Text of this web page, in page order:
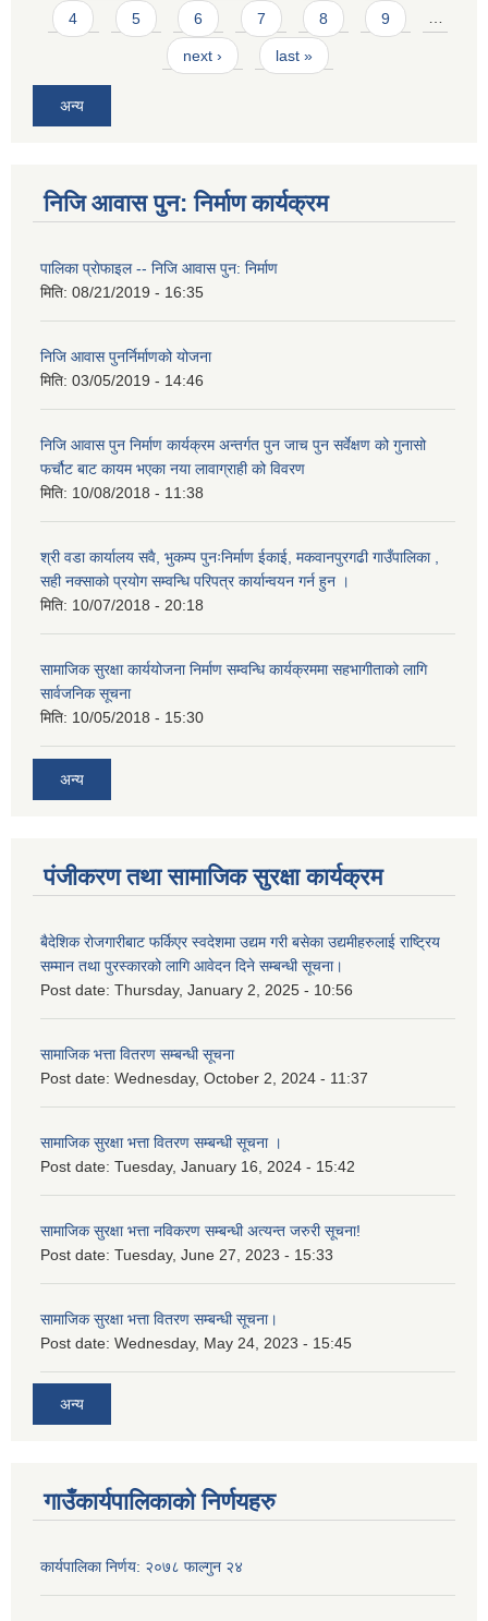
4 5 6 7 8 9 …
next › last »
अन्य
निजि आवास पुन: निर्माण कार्यक्रम
पालिका प्राेफाइल -- निजि आवास पुन: निर्माण
मिति: 08/21/2019 - 16:35
निजि आवास पुनर्निर्माणको योजना
मिति: 03/05/2019 - 14:46
निजि आवास पुन निर्माण कार्यक्रम अन्तर्गत पुन जाच पुन सर्वेक्षण को गुनासो
फर्चौट बाट कायम भएका नया लावाग्राही को विवरण
मिति: 10/08/2018 - 11:38
श्री वडा कार्यालय सवै, भुकम्प पुनःनिर्माण ईकाई, मकवानपुरगढी गाउँपालिका ,
सही नक्साको प्रयोग सम्वन्धि परिपत्र कार्यान्वयन गर्न हुन ।
मिति: 10/07/2018 - 20:18
सामाजिक सुरक्षा कार्ययोजना निर्माण सम्वन्धि कार्यक्रममा सहभागीताको लागि
सार्वजनिक सूचना
मिति: 10/05/2018 - 15:30
अन्य
पंजीकरण तथा सामाजिक सुरक्षा कार्यक्रम
बैदेशिक रोजगारीबाट फर्किएर स्वदेशमा उद्यम गरी बसेका उद्यमीहरुलाई राष्‍ट्रिय
सम्मान तथा पुरस्कारको लागि आवेदन दिने सम्बन्धी सूचना।
Post date: Thursday, January 2, 2025 - 10:56
सामाजिक भत्ता वितरण सम्बन्धी सूचना
Post date: Wednesday, October 2, 2024 - 11:37
सामाजिक सुरक्षा भत्ता वितरण सम्बन्धी सूचना ।
Post date: Tuesday, January 16, 2024 - 15:42
सामाजिक सुरक्षा भत्ता नविकरण सम्बन्धी अत्यन्त जरुरी सूचना!
Post date: Tuesday, June 27, 2023 - 15:33
सामाजिक सुरक्षा भत्ता वितरण सम्बन्धी सूचना।
Post date: Wednesday, May 24, 2023 - 15:45
अन्य
गाउँकार्यपालिकाको निर्णयहरु
कार्यपालिका निर्णय: २०७८ फाल्गुन २४